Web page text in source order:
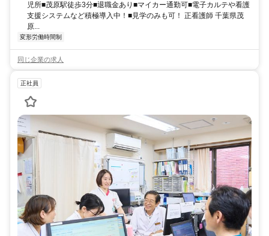
児所■茂原駅徒歩3分■退職金あり■マイカー通勤可■電子カルテや看護
支援システムなど積極導入中！■見学のみも可！ 正看護師 千葉県茂
原...
変形労働時間制
同じ企業の求人
正社員